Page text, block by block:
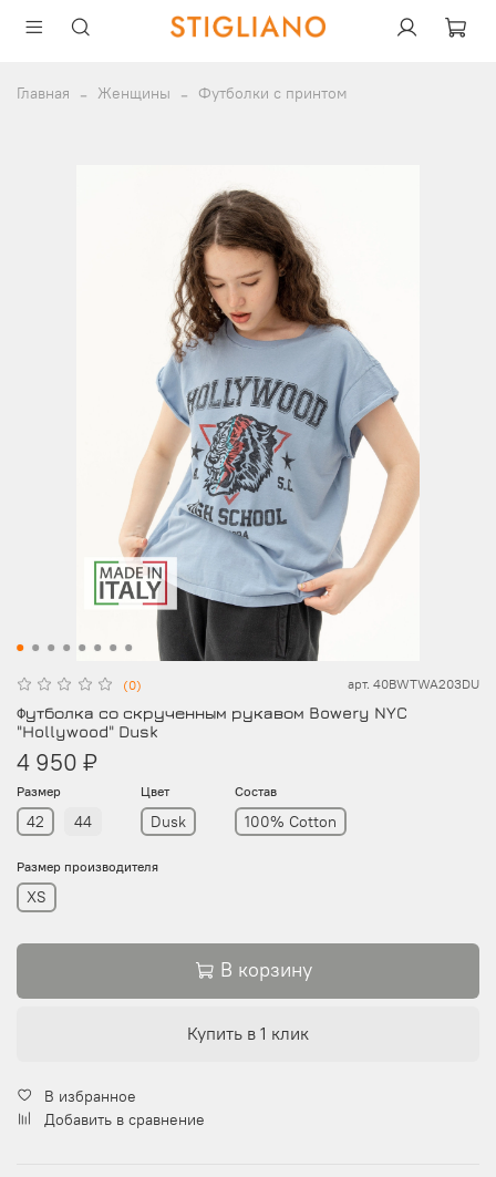
Главная Женщины Футболки с принтом
(0) арт. 40BWTWA203DU
Футболка со скрученным рукавом Bowery NYC
"Hollywood" Dusk
4 950 ₽
Размер
42 44
Цвет
Dusk
Состав
100% Cotton
Размер производителя
XS
В корзину
Купить в 1 клик
В избранное
Добавить в сравнение